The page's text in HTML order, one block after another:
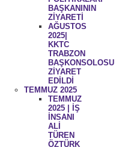
BAŞKANININ
ZİYARETİ
AĞUSTOS
2025|
KKTC
TRABZON
BAŞKONSOLOSU
ZİYARET
EDİLDİ
TEMMUZ 2025
TEMMUZ
2025 | İŞ
İNSANI
ALİ
TÜREN
ÖZTÜRK